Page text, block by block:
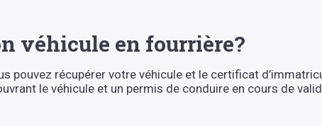
véhicule en fourrière?
pouvez récupérer votre véhicule et le certificat
le véhicule et un permis de conduire en cours de